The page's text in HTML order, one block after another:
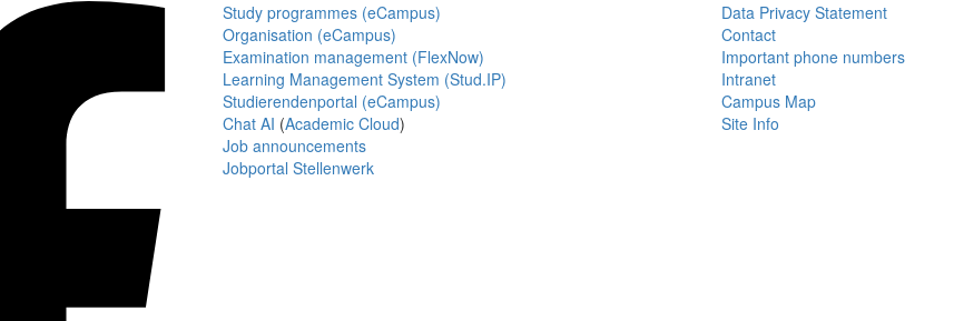
Study programmes (eCampus)
Organisation (eCampus)
Examination management (FlexNow)
Learning Management System (Stud.IP)
Studierendenportal (eCampus)
Chat AI (Academic Cloud)
Job announcements
Jobportal Stellenwerk
Data Privacy Statement
Contact
Important phone numbers
Intranet
Campus Map
Site Info